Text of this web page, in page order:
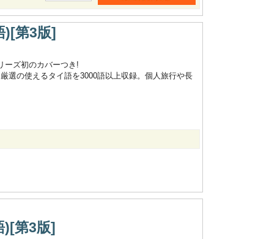
)[第3版]
ーズ初のカバーつき!
選の使えるタイ語を3000語以上収録。個人旅行や長
)[第3版]